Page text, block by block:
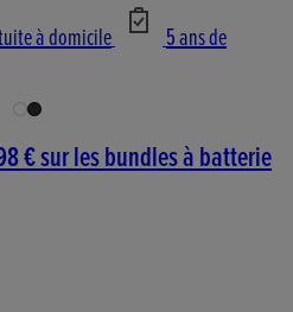
à domicile
5 ans de
€ sur les bundles à batterie